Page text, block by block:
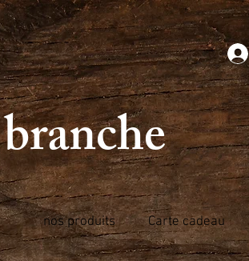
nos produits Carte cadeau